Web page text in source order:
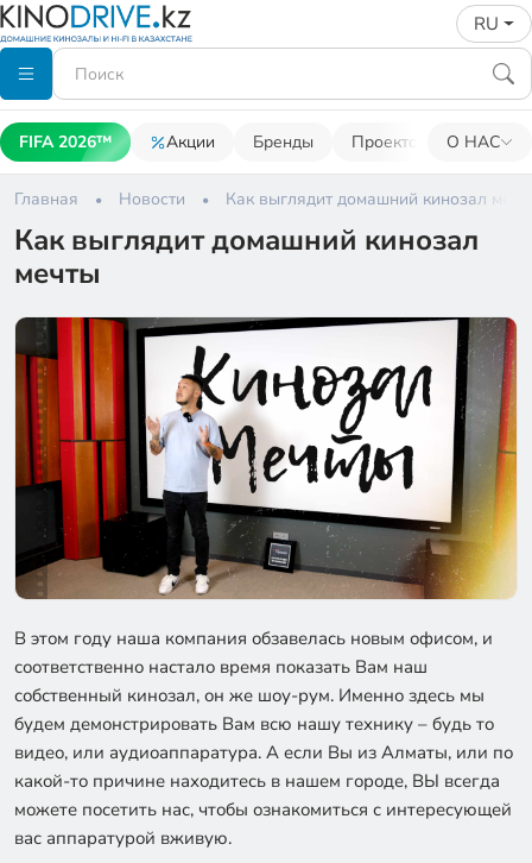
RU
FIFA 2026™ Акции Бренды Проекторы О НАС
Главная Новости Как выглядит домашний кинозал
Как выглядит домашний кинозал
мечты
В этом году наша компания обзавелась новым офисом, и
соответственно настало время показать Вам наш
собственный кинозал, он же шоу-рум. Именно здесь мы
будем демонстрировать Вам всю нашу технику – будь то
видео, или аудиоаппаратура. А если Вы из Алматы, или по
какой-то причине находитесь в нашем городе, ВЫ всегда
можете посетить нас, чтобы ознакомиться с интересующей
вас аппаратурой вживую.